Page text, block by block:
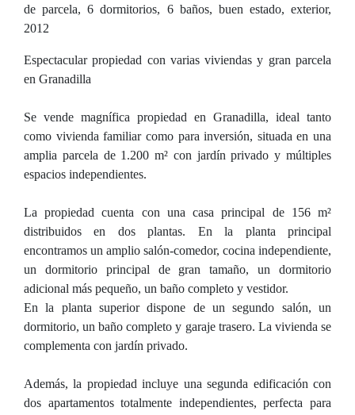
de parcela, 6 dormitorios, 6 baños, buen estado, exterior,
2012
Espectacular propiedad con varias viviendas y gran parcela
en Granadilla
Se vende magnífica propiedad en Granadilla, ideal tanto
como vivienda familiar como para inversión, situada en una
amplia parcela de 1.200 m² con jardín privado y múltiples
espacios independientes.
La propiedad cuenta con una casa principal de 156 m²
distribuidos en dos plantas. En la planta principal
encontramos un amplio salón-comedor, cocina independiente,
un dormitorio principal de gran tamaño, un dormitorio
adicional más pequeño, un baño completo y vestidor.
En la planta superior dispone de un segundo salón, un
dormitorio, un baño completo y garaje trasero. La vivienda se
complementa con jardín privado.
Además, la propiedad incluye una segunda edificación con
dos apartamentos totalmente independientes, perfecta para